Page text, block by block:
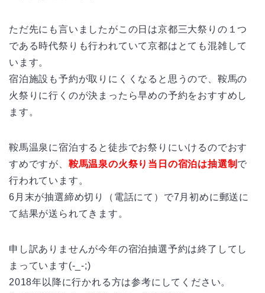
ただ先にも言いましたがこの日は京都三大祭りの１つ
である時代祭りも行われていて京都はとても混雑して
います。
宿泊施設も予約が取りにくくなると思うので、鞍馬の
火祭りに行くのが決まったら早めの予約をおすすめし
ます。
鞍馬温泉に宿泊すると徒歩でお祭りにいけるのでおす
すめですが、 鞍馬温泉の火祭り当日の宿泊は抽選制 で
行われています。
6月末が抽選締め切り（電話にて）で7月初めに郵送に
て結果が送られてきます。
申し訳ありませんが今年の宿泊抽選予約は終了してし
まっています(-_-;)
2018年以降に行かれる方は参考にしてください。